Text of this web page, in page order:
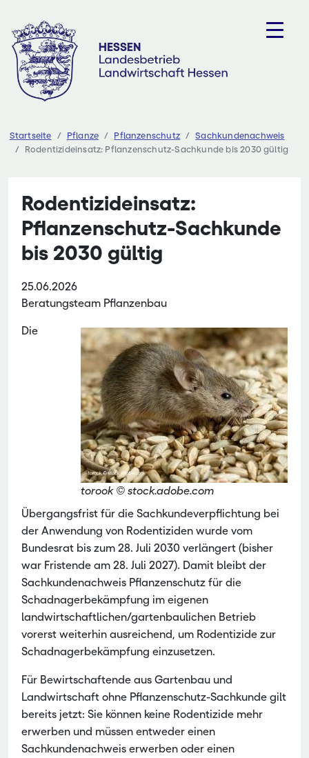
Inhalt
springen
Startseite Pflanze Pflanzenschutz
Sachkundenachweis
Rodentizideinsatz: Pflanzenschutz-Sachkunde bis 2030 gültig
Rodentizideinsatz:
Pflanzenschutz-Sachkunde
bis 2030 gültig
25.06.2026
Beratungsteam Pflanzenbau
torook © stock.adobe.com
Die
Übergangsfrist für die Sachkundeverpflichtung bei
der Anwendung von Rodentiziden wurde vom
Bundesrat bis zum 28. Juli 2030 verlängert (bisher
war Fristende am 28. Juli 2027). Damit bleibt der
Sachkundenachweis Pflanzenschutz für die
Schadnagerbekämpfung im eigenen
landwirtschaftlichen/gartenbaulichen Betrieb
vorerst weiterhin ausreichend, um Rodentizide zur
Schadnagerbekämpfung einzusetzen.
Für Bewirtschaftende aus Gartenbau und
Landwirtschaft ohne Pflanzenschutz-Sachkunde gilt
bereits jetzt: Sie können keine Rodentizide mehr
erwerben und müssen entweder einen
Sachkundenachweis erwerben oder einen